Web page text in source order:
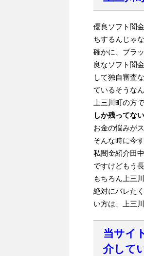
優良ソフト闇
ちするんじゃ
確かに、ブラ
良なソフト闇
して独自審査
ているそうなん
上三川町の方
しか残ってな
お金の悩みが
そんな時に今
私闇金紹介田
ですけどもう
もちろん上三
絶対にバレた
い方は、上三
当サイ
介して